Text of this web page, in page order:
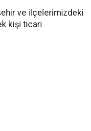
ve ilçelerimizdeki
kişi ticari